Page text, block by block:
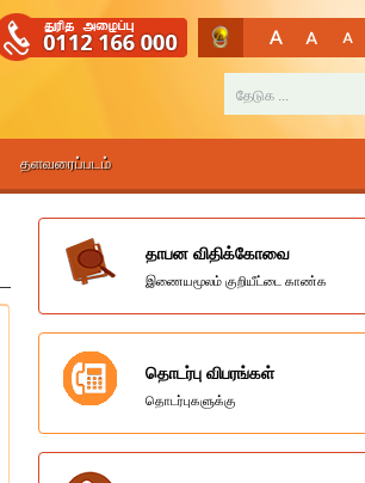
தளவரைப்படம்
தாபன விதிக்கோவை
இணையமூலம் குறியீட்டை காண்க
தொடர்பு விபரங்கள்
தொடர்புகளுக்கு